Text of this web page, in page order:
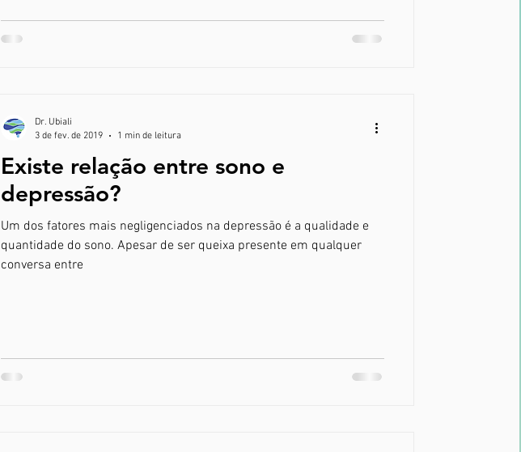
Existe relação entre sono e
depressão?
Um dos fatores mais negligenciados na depressão é a qualidade e
quantidade do sono. Apesar de ser queixa presente em qualquer
conversa entre
Dr. Ubiali
3 de fev. de 2019
1 min de leitura